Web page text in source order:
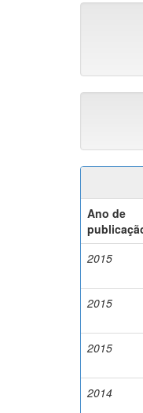
Ano de
2015
2015
2015
2014